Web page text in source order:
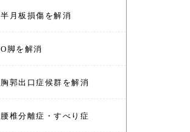
半月板損傷を解消
O脚を解消
胸郭出口症候群を解消
腰椎分離症・すべり症